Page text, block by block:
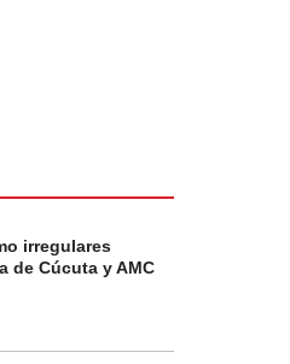
irregulares
de Cúcuta y AMC